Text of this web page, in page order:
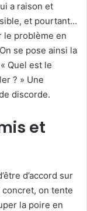
a raison et
et pourtant…
le problème en
se pose ainsi la
Quel est le
? » Une
discorde.
et
d’accord sur
on tente
la poire en